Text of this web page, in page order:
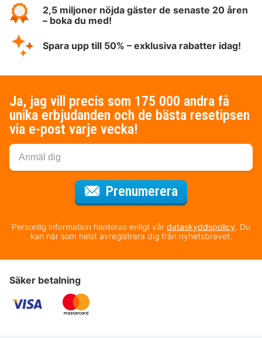
2,5 miljoner nöjda gäster de senaste 20 åren
– boka du med!
Spara upp till 50% – exklusiva rabatter idag!
Ja, jag vill precis som 175 000 andra få
unika erbjudanden och de bästa resetipsen
via e-post varje vecka!
Prenumerera
Personlig information hanteras enligt vår dataskyddspolicy. Du
kan när som helst avregistrera dig från nyhetsbrevet.
Säker betalning